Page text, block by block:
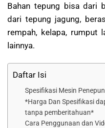
Bahan tepung bisa dari
dari tepung jagung,
rempah, kelapa, rumput
lainnya.
Daftar Isi
Spesifikasi Mesin
*Harga Dan Spesifikasi
tanpa pemberitahuan*
Cara Penggunaan dan